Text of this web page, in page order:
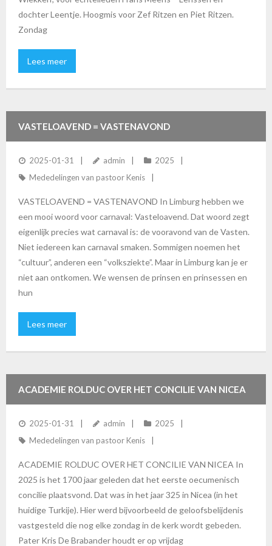
dochter Leentje. Hoogmis voor Zef Ritzen en Piet Ritzen.
Zondag
Lees meer
VASTELOAVEND = VASTENAVOND
2025-01-31 admin
2025
Mededelingen van pastoor Kenis
VASTELOAVEND = VASTENAVOND In Limburg hebben we
een mooi woord voor carnaval: Vasteloavend. Dat woord zegt
eigenlijk precies wat carnaval is: de vooravond van de Vasten.
Niet iedereen kan carnaval smaken. Sommigen noemen het
“cultuur”, anderen een “volksziekte”. Maar in Limburg kan je er
niet aan ontkomen. We wensen de prinsen en prinsessen en
hun
Lees meer
ACADEMIE ROLDUC OVER HET CONCILIE VAN NICEA
2025-01-31 admin
2025
Mededelingen van pastoor Kenis
ACADEMIE ROLDUC OVER HET CONCILIE VAN NICEA In
2025 is het 1700 jaar geleden dat het eerste oecumenisch
concilie plaatsvond. Dat was in het jaar 325 in Nicea (in het
huidige Turkije). Hier werd bijvoorbeeld de geloofsbelijdenis
vastgesteld die nog elke zondag in de kerk wordt gebeden.
Pater Kris De Brabander houdt er op vrijdag